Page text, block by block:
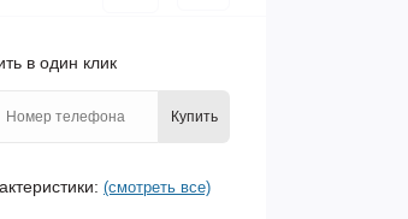
в один клик
Купить
(смотреть все)